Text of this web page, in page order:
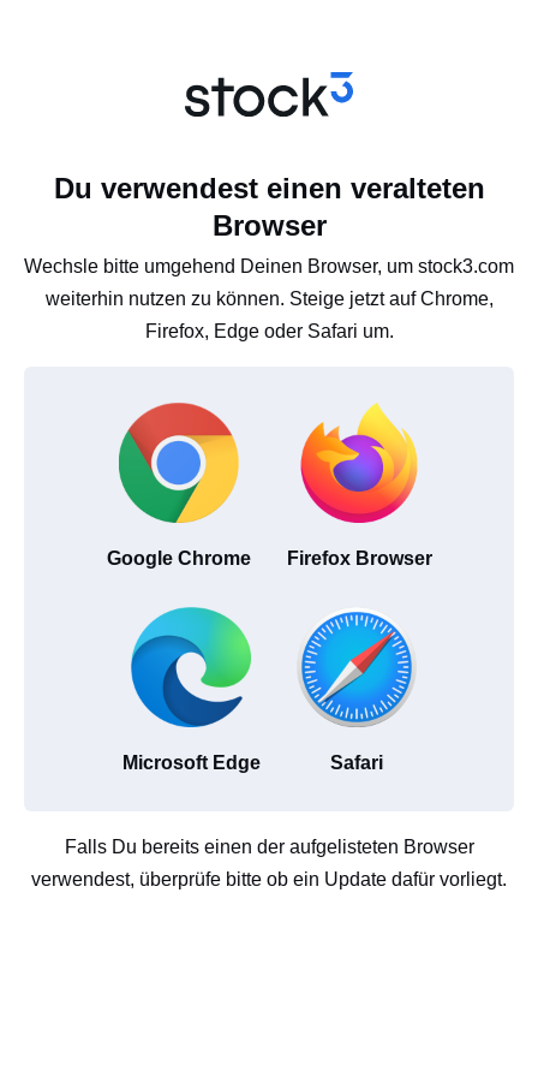
Du verwendest einen veralteten
Browser
Wechsle bitte umgehend Deinen Browser, um stock3.com
weiterhin nutzen zu können. Steige jetzt auf Chrome,
Firefox, Edge oder Safari um.
Google Chrome Firefox Browser
Microsoft Edge Safari
Falls Du bereits einen der aufgelisteten Browser
verwendest, überprüfe bitte ob ein Update dafür vorliegt.